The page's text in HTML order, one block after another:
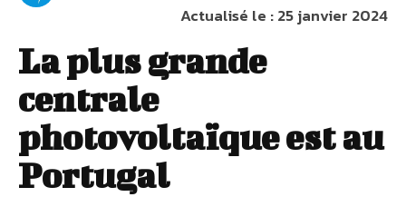
Actualisé le :25 janvier 2024
La plus grande
centrale
photovoltaïque est au
Portugal